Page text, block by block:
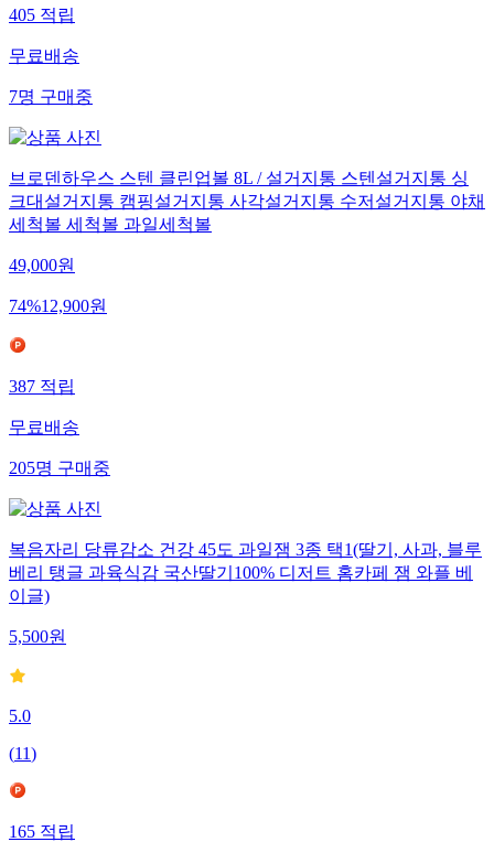
405적립
무료배송
7명구매중
브로덴하우스 스텐 클린업볼 8L / 설거지통 스텐설거지통 싱
크대설거지통 캠핑설거지통 사각설거지통 수저설거지통 야채
세척볼 세척볼 과일세척볼
49,000원
74%12,900원
387적립
무료배송
205명구매중
복음자리 당류감소 건강 45도 과일잼 3종 택1(딸기, 사과, 블루
베리 탱글 과육식감 국산딸기100% 디저트 홈카페 잼 와플 베
이글)
5,500원
5.0
(11)
165적립